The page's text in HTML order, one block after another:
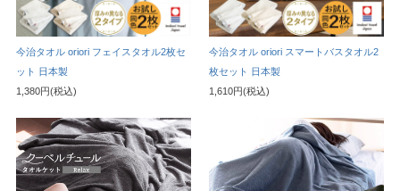
今治タオル oriori フェイスタオル2枚セ
ット 日本製
1,380円(税込)
今治タオル oriori スマートバスタオル2
枚セット 日本製
1,610円(税込)